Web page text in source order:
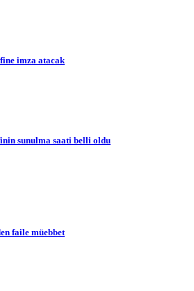
imza atacak
sunulma saati belli oldu
faile müebbet